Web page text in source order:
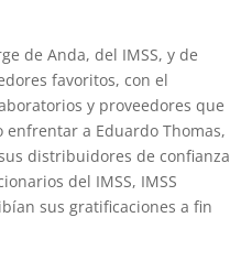
de Anda, del IMSS, y de
favoritos, con el
y proveedores que
a Eduardo Thomas,
distribuidores de confianza
del IMSS, IMSS
sus gratificaciones a fin